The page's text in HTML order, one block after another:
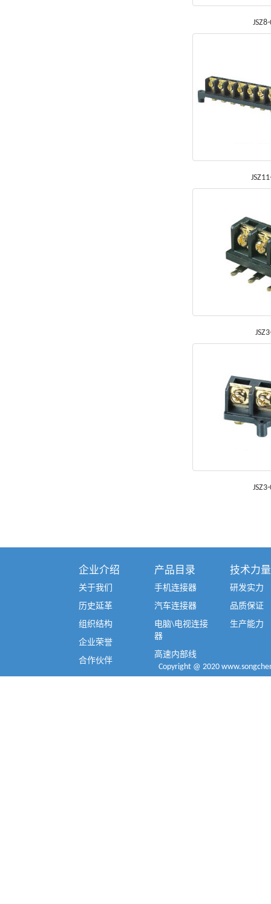
企业介绍
关于我们
历史延革
组织结构
企业荣誉
合作伙伴
产品目录
手机连接器
汽车连接器
电脑\电视连接
器
高速内部线
技术力量
研发实力
品质保证
生产能力
Copyright @ 2020